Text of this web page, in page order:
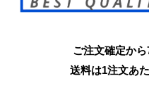
ご注文確定か
送料は1注文あ